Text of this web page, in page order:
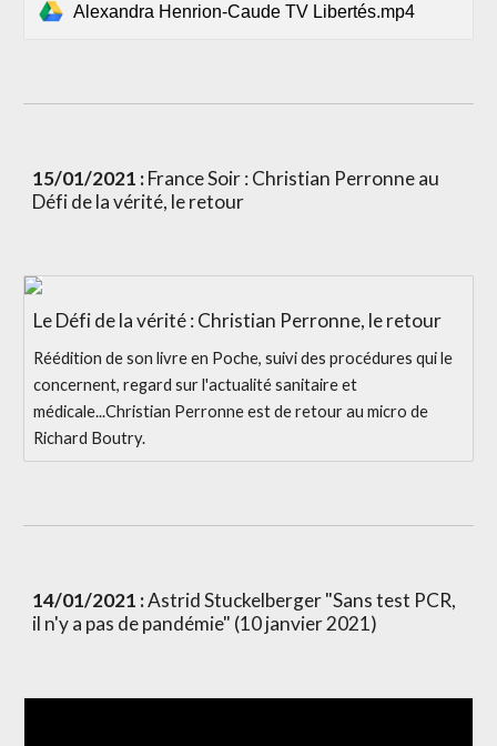
Alexandra Henrion-Caude TV Libertés.mp4
15/01/2021 : France Soir : Christian Perronne au
Défi de la vérité, le retour
Le Défi de la vérité : Christian Perronne, le retour
Réédition de son livre en Poche, suivi des procédures qui le
concernent, regard sur l'actualité sanitaire et
médicale...Christian Perronne est de retour au micro de
Richard Boutry.
14/01/2021 : Astrid Stuckelberger "Sans test PCR,
il n'y a pas de pandémie" (10 janvier 2021)